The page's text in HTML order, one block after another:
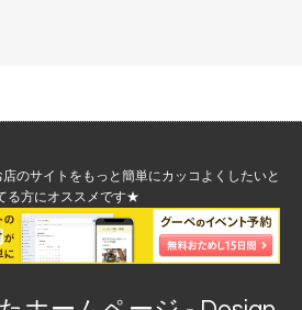
店のサイトをもっと簡単にカッコよくしたいと
る方にオススメです★